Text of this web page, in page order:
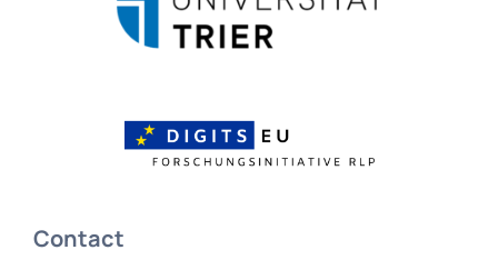
Contact